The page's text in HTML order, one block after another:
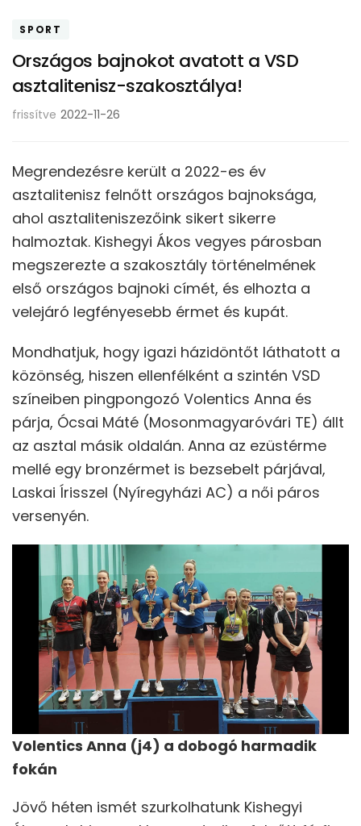
SPORT
Országos bajnokot avatott a VSD
asztalitenisz-szakosztálya!
frissítve 2022-11-26
Megrendezésre került a 2022-es év
asztalitenisz felnőtt országos bajnoksága,
ahol asztaliteniszezőink sikert sikerre
halmoztak. Kishegyi Ákos vegyes párosban
megszerezte a szakosztály történelmének
első országos bajnoki címét, és elhozta a
velejáró legfényesebb érmet és kupát.
Mondhatjuk, hogy igazi házidöntőt láthatott a
közönség, hiszen ellenfélként a szintén VSD
színeiben pingpongozó Volentics Anna és
párja, Ócsai Máté (Mosonmagyaróvári TE) állt
az asztal másik oldalán. Anna az ezüstérme
mellé egy bronzérmet is bezsebelt párjával,
Laskai Írisszel (Nyíregyházi AC) a női páros
versenyén.
Volentics Anna (j4) a dobogó harmadik
fokán
Jövő héten ismét szurkolhatunk Kishegyi